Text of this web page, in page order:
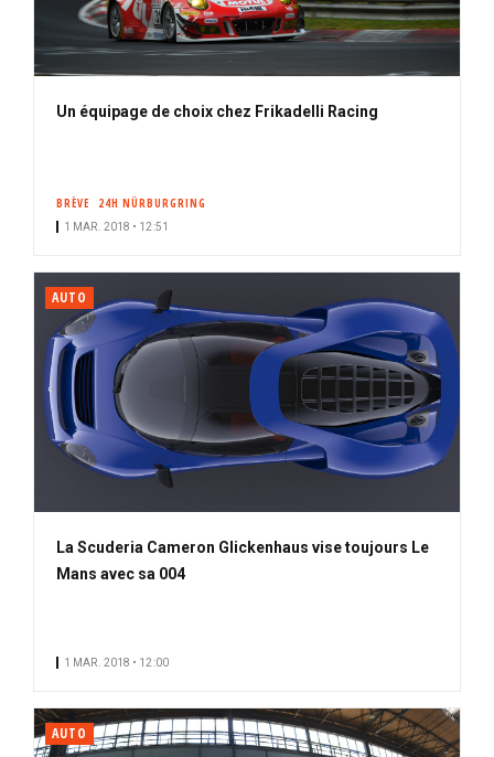
Un équipage de choix chez Frikadelli Racing
BRÈVE 24H NÜRBURGRING
1 MAR. 2018 • 12:51
AUTO
La Scuderia Cameron Glickenhaus vise toujours Le
Mans avec sa 004
1 MAR. 2018 • 12:00
AUTO